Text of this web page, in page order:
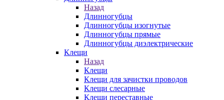
Назад
Длинногубцы
Длинногубцы изогнутые
Длинногубцы прямые
Длинногубцы диэлектрические
Клещи
Назад
Клещи
Клещи для зачистки проводов
Клещи слесарные
Клещи переставные